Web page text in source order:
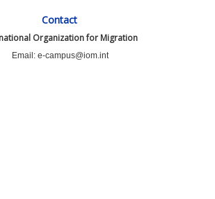
Contact
Organization for Migration
Email: e-campus@iom.int